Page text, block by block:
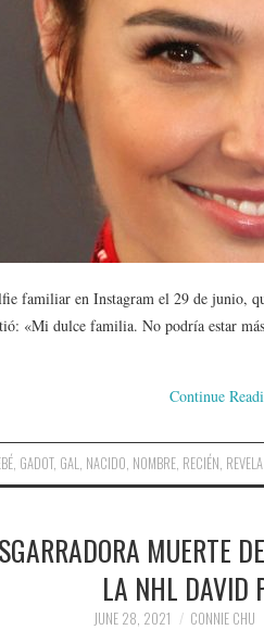
familiar en Instagram el 29 de junio,
«Mi dulce familia. No podría estar
Continue
GADOT, GAL NACIDO NOMBRE RECIÉN REVELA
MUERTE
LA NHL DAVID
JUNE 28, 2021 CONNIE CHU